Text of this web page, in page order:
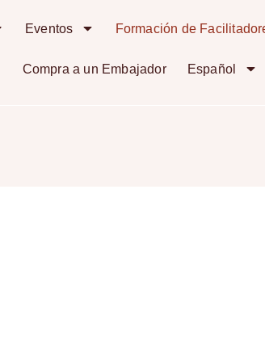
Eventos Formación de
Compra a un Embajador Español